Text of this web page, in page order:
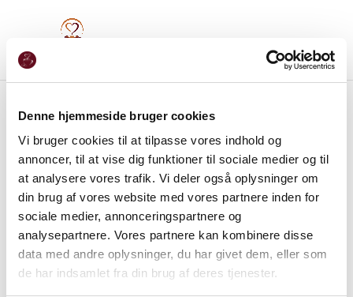
Denne hjemmeside bruger cookies
Vi bruger cookies til at tilpasse vores indhold og
annoncer, til at vise dig funktioner til sociale medier og til
at analysere vores trafik. Vi deler også oplysninger om
din brug af vores website med vores partnere inden for
sociale medier, annonceringspartnere og
analysepartnere. Vores partnere kan kombinere disse
data med andre oplysninger, du har givet dem, eller som
de har indsamlet fra din brug af deres tjenester.